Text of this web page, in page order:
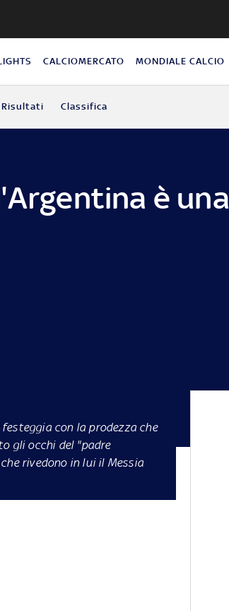
CALCIOMERCATO MONDIALE CALCIO
Risultati Classifica
è una
con la prodezza che
gli occhi del "padre
rivedono in lui il Messia